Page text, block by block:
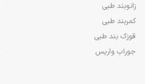
زانوبند طبی
کمربند طبی
قوزک بند طبی
جوراب واریس